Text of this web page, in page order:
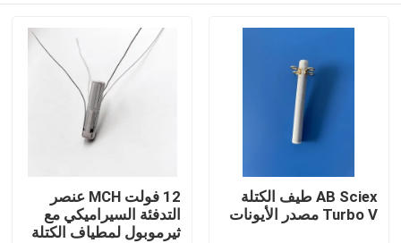
AB Sciex طيف الكتلة
Turbo V مصدر الأيونات
12 فولت MCH عنصر
التدفئة السيراميكي مع
ثيرموبول لمطياف الكتلة